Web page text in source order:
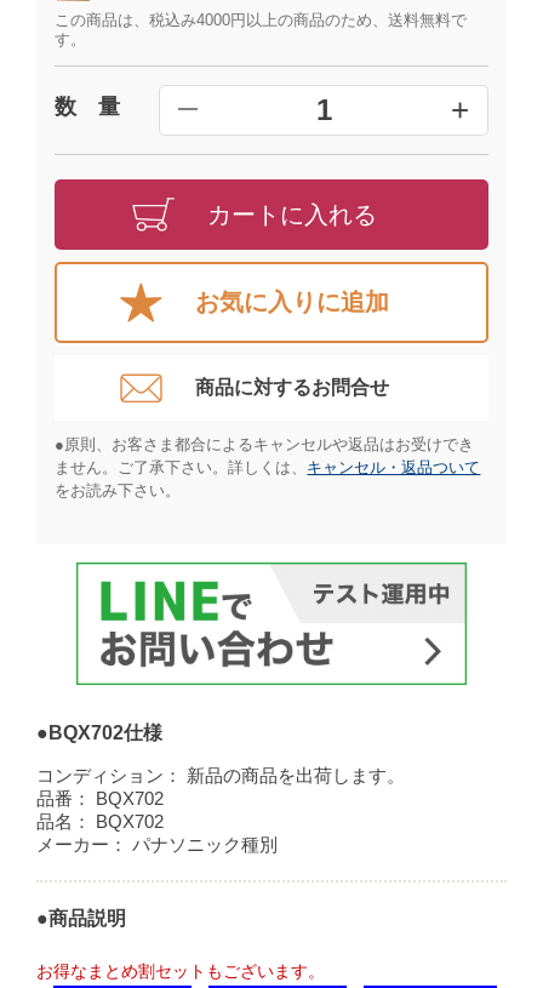
この商品は、税込み4000円以上の商品のため、送料無料で
す。
数 量 ━ 1 +
カートに入れる
お気に入りに追加
商品に対するお問合せ​
●原則、お客さま都合によるキャンセルや返品はお受けでき
ません。ご了承下さい。詳しくは、 キャンセル・返品ついて
をお読み下さい。​
●BQX702仕様
コンディション：
新品の商品を出荷します。
品番：
BQX702
品名：
BQX702
メーカー：
パナソニック種別
●商品説明
お得なまとめ割セットもございます。